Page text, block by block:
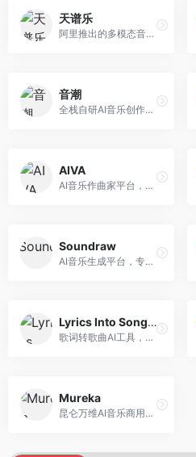
天谱乐
阿里推出的多模态音乐生成平台，整合音频与文本理解能力。面向内容创作者，支持歌词生成、旋律创作、音乐编辑等服务，与阿里生态深度整合。
音潮
全栈自研AI音乐创作平台，支持从创作到发布的完整流程。面向独立音乐人和音乐工作室，提供作词作曲、编曲混音、音乐发布等服务，创作工具专业。
AIVA
AI音乐作曲家平台，专注于古典和影视配乐创作。面向影视制作人和游戏开发者，提供原创音乐生成、配乐定制等服务，音乐风格专业，适合影视游戏配乐。
Soundraw
AI音乐生成平台，专注于免版税音乐创作。面向视频创作者和内容制作者，提供背景音乐生成、音乐定制等服务，音乐版权清晰，适合视频配乐场景。
Lyrics Into Song AI
歌词转歌曲AI工具，支持将歌词转化为完整歌曲。面向歌词创作者和音乐爱好者，提供歌词谱曲、编曲制作等服务，歌词音乐化效率高。
Mureka
昆仑万维AI音乐商用创作平台，专注于商业音乐授权。面向企业和商业用户，提供版权音乐生成、商用授权等服务，音乐版权清晰，商业应用安全。